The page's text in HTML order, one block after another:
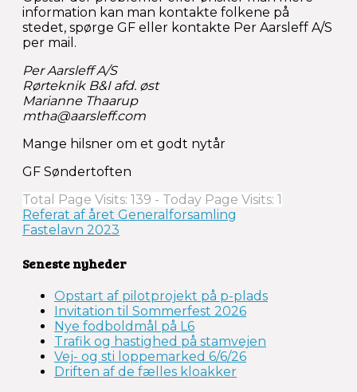
information kan man kontakte folkene på
stedet, spørge GF eller kontakte Per Aarsleff A/S
per mail.
Per Aarsleff A/S
Rørteknik B&I afd. øst
Marianne Thaarup
mtha@aarsleff.com
Mange hilsner om et godt nytår
GF Søndertoften
Total Page Visits: 139 - Today Page Visits: 1
Indlægsnavigation
Referat af året Generalforsamling
Fastelavn 2023
Seneste nyheder
Opstart af pilotprojekt på p-plads
Invitation til Sommerfest 2026
Nye fodboldmål på L6
Trafik og hastighed på stamvejen
Vej- og sti loppemarked 6/6/26
Driften af de fælles kloakker